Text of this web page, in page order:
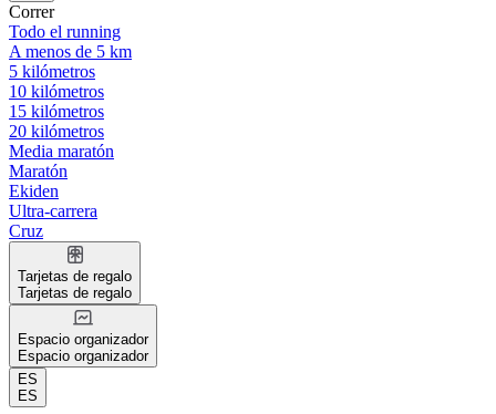
Correr
Todo el running
A menos de 5 km
5 kilómetros
10 kilómetros
15 kilómetros
20 kilómetros
Media maratón
Maratón
Ekiden
Ultra-carrera
Cruz
Tarjetas de regalo
Tarjetas de regalo
Espacio organizador
Espacio organizador
ES
ES